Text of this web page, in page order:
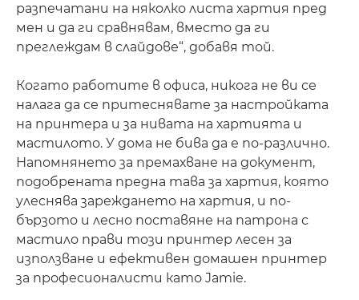
разпечатани на няколко листа хартия пред
мен и да ги сравнявам, вместо да ги
преглеждам в слайдове“, добавя той.
Когато работите в офиса, никога не ви се
налага да се притеснявате за настройката
на принтера и за нивата на хартията и
мастилото. У дома не бива да е по-различно.
Напомнянето за премахване на документ,
подобрената предна тава за хартия, която
улеснява зареждането на хартия, и по-
бързото и лесно поставяне на патрона с
мастило прави този принтер лесен за
използване и ефективен домашен принтер
за професионалисти като Jamie.